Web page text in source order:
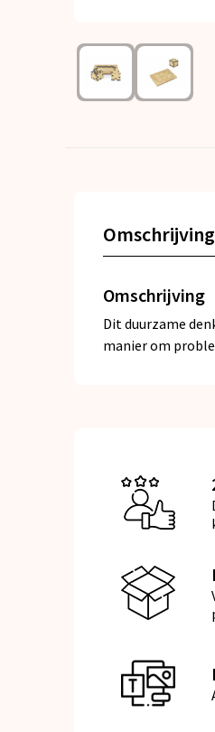
Omschrijving
Omschrijving
Dit duurzame
manier om